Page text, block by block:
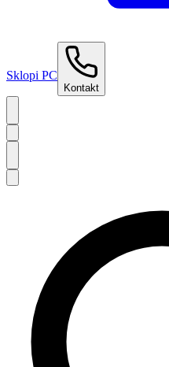
Sklopi PC
Kontakt